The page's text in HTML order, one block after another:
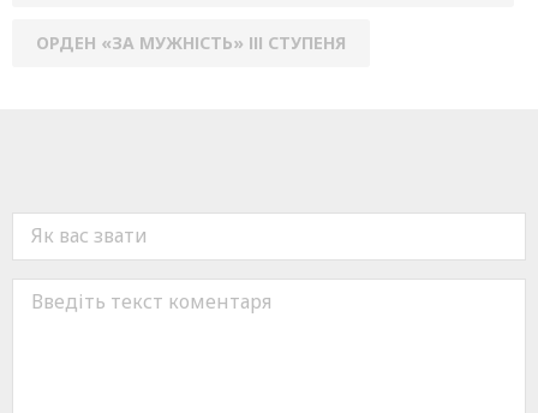
ОРДЕН «ЗА МУЖНІСТЬ» ІІІ СТУПЕНЯ